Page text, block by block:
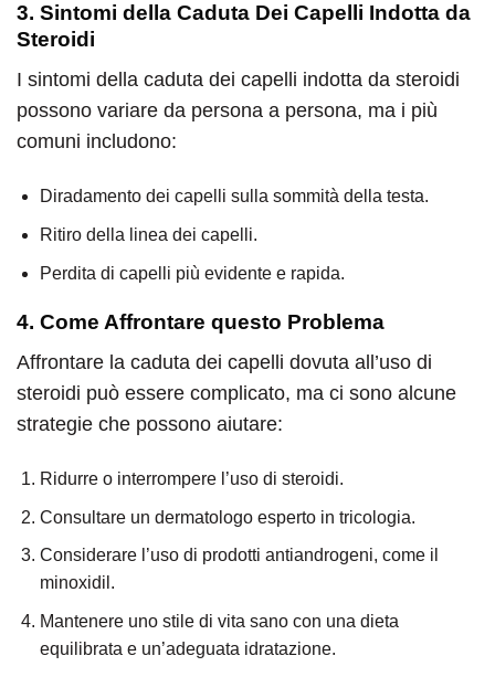
3. Sintomi della Caduta Dei Capelli Indotta da
Steroidi
I sintomi della caduta dei capelli indotta da steroidi
possono variare da persona a persona, ma i più
comuni includono:
Diradamento dei capelli sulla sommità della testa.
Ritiro della linea dei capelli.
Perdita di capelli più evidente e rapida.
4. Come Affrontare questo Problema
Affrontare la caduta dei capelli dovuta all’uso di
steroidi può essere complicato, ma ci sono alcune
strategie che possono aiutare:
Ridurre o interrompere l’uso di steroidi.
Consultare un dermatologo esperto in tricologia.
Considerare l’uso di prodotti antiandrogeni, come il
minoxidil.
Mantenere uno stile di vita sano con una dieta
equilibrata e un’adeguata idratazione.